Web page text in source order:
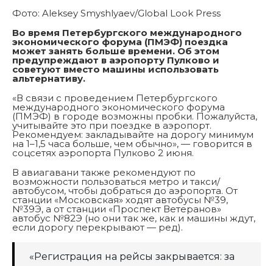
Фото: Aleksey Smyshlyaev/Global Look Press
Во время Петербургского международного
экономического форума (ПМЭФ) поездка
может занять больше времени. Об этом
предупреждают в аэропорту Пулково и
советуют вместо машины использовать
альтернативу.
«В связи с проведением Петербургского
международного экономического форума
(ПМЭФ) в городе возможны пробки. Пожалуйста,
учитывайте это при поездке в аэропорт.
Рекомендуем: закладывайте на дорогу минимум
на 1–1,5 часа больше, чем обычно», — говорится в
соцсетях аэропорта Пулково 2 июня.
В авиагавани также рекомендуют по
возможности пользоваться метро и такси/
автобусом, чтобы добраться до аэропорта. От
станции «Московская» ходят автобусы №39,
№39Э, а от станции «Проспект Ветеранов»
автобус №82Э (но они так же, как и машины ждут,
если дорогу перекрывают — ред).
«Регистрация на рейсы закрывается: за